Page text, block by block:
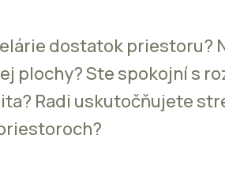
dostatok priestoru?
plochy? Ste spokojní s
Radi uskutočňujete